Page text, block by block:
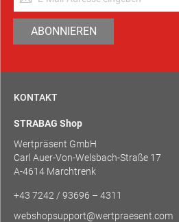
zum
Newsletter:
ABONNIEREN
KONTAKT
STRABAG Shop
Wertpräsent GmbH
Carl Auer-Von-Welsbach-Straße 17
A-4614 Marchtrenk
+43 7242 / 93696 – 4311
webshopsupport@wertpraesent.com